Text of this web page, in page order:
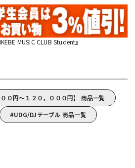
MUSIC CLUB Student』
０円～１２０，０００円】 商品一覧
UDG/DJテーブル 商品一覧